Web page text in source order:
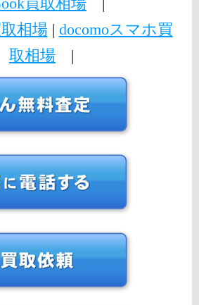
相場| docomoスマホ買
取相場 |